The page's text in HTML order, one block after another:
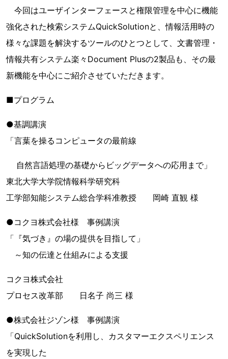
今回はユーザインターフェースと権限管理を中心に機能
強化された検索システムQuickSolutionと、情報活用時の
様々な課題を解決するツールのひとつとして、文書管理・
情報共有システム楽々Document Plusの2製品も、その最
新機能を中心にご紹介させていただきます。
■プログラム
●基調講演
「言葉を操るコンピュータの最前線
自然言語処理の基礎からビッグデータへの応用まで」
東北大学大学院情報科学研究科
工学部知能システム総合学科准教授 岡崎 直観 様
●コクヨ株式会社様 事例講演
「『気づき』の場の提供を目指して」
～知の伝達と仕組みによる支援
コクヨ株式会社
プロセス改革部 日名子 尚三 様
●株式会社ジゾン様 事例講演
「QuickSolutionを利用し、カスタマーエクスペリエンス
を実現した